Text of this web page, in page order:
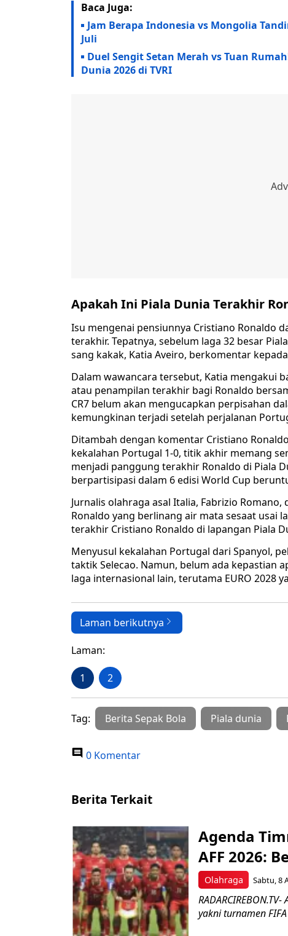
Baca Juga:
Jam Berapa Indonesia vs Mongolia
Juli
Duel Sengit Setan Merah vs Tuan
Dunia 2026 di TVRI
Apakah Ini Piala Dunia Terakhir
Isu mengenai pensiunnya Cristiano Ronaldo
terakhir. Tepatnya, sebelum laga 32 besar
sang kakak, Katia Aveiro, berkomentar
Dalam wawancara tersebut, Katia mengakui
atau penampilan terakhir bagi Ronaldo
CR7 belum akan mengucapkan perpisahan
kemungkinan terjadi setelah perjalanan
Ditambah dengan komentar Cristiano
kekalahan Portugal 1-0, titik akhir memang
menjadi panggung terakhir Ronaldo di Piala
berpartisipasi dalam 6 edisi World Cup
Jurnalis olahraga asal Italia, Fabrizio
Ronaldo yang berlinang air mata sesaat usai
terakhir Cristiano Ronaldo di lapangan Piala
Menyusul kekalahan Portugal dari Spanyol,
taktik Selecao. Namun, belum ada kepastian
laga internasional lain, terutama EURO 2028
Laman berikutnya
Laman:
1 2
Tag: Berita Sepak Bola Piala dunia
0 Komentar
Berita Terkait
Olahraga
Agenda
AFF 2026:
Sabtu, 8
yakni turnamen